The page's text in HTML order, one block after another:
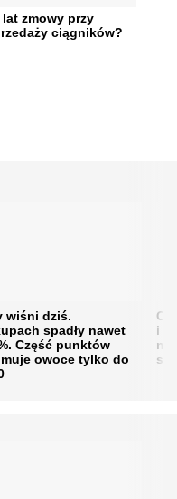
lat zmowy przy
ciągników?
wiśni dziś.
spadły nawet
Część punktów
owoce tylko do
i